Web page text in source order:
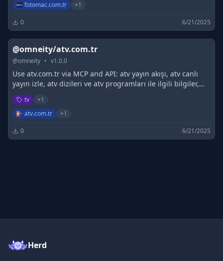
fotomac.com.tr
+1
0 6/21/2025
@omneity/atv.com.tr
@omneity • v1.0.0
Use atv.com.tr via MCP and API: atv yayın akışı, atv canlı
yayın izle, atv dizileri ve atv programları ile ilgili bilgiler,
atv dizi fragmanları, atv Haber bölümleri, fotoğraflar...
tv +1
atv.com.tr
+1
0 6/21/2025
Herd